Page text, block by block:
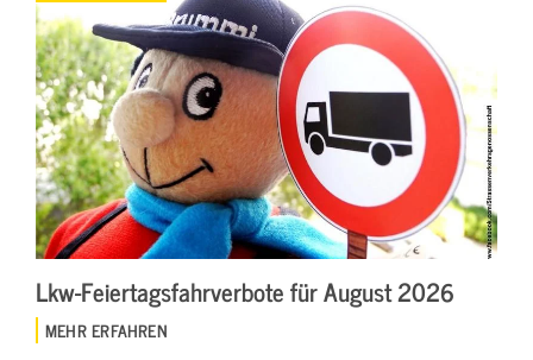
Lkw-Feiertagsfahrverbote für August 2026
MEHR ERFAHREN